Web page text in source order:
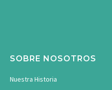
SOBRE NOSOTROS
Nuestra Historia